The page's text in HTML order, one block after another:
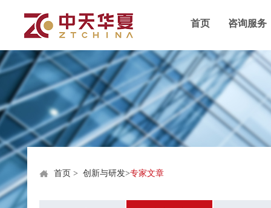
首页 咨询服务
首页 > 创新与研发>专家文章